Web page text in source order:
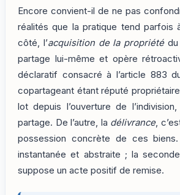
Encore convient-il de ne pas
réalités que la pratique tend parfois
côté, l’acquisition de la propriétédu
partage lui-même et opère
déclaratif consacré à l’article 883
copartageant étant réputé
lot depuis l’ouverture de
partage. De l’autre, la délivrance,
possession concrète de ces
instantanée et abstraite ; la
suppose un acte positif de remise.